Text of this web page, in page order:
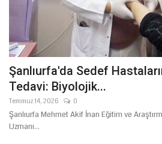
Şanlıurfa'da Sedef
Tedavi: Biyolojik...
Temmuz 14, 2026 0
Şanlıurfa Mehmet Akif İnan Eğitim ve
Uzmanı...